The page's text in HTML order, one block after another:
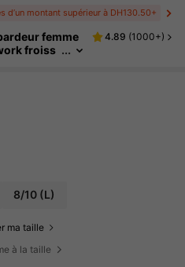
d’un montant supérieur à DH130.50+
femme
froiss
4.89 (1000+)
8/10 (L)
ma taille
à la taille